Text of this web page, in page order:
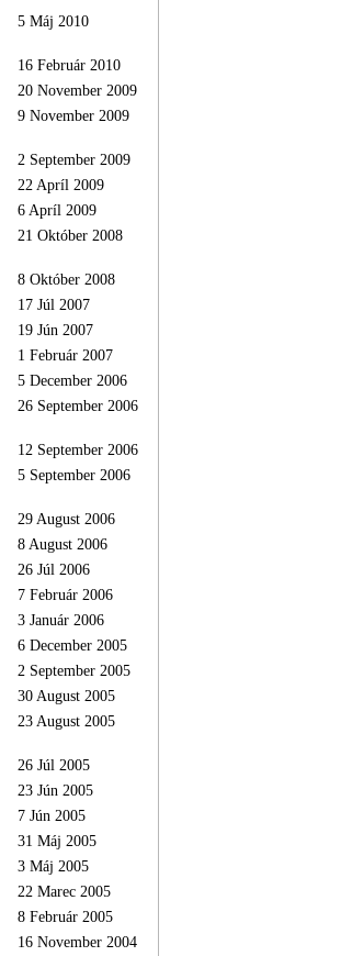
5 Máj 2010
16 Február 2010
20 November 2009
9 November 2009
2 September 2009
22 Apríl 2009
6 Apríl 2009
21 Október 2008
8 Október 2008
17 Júl 2007
19 Jún 2007
1 Február 2007
5 December 2006
26 September 2006
12 September 2006
5 September 2006
29 August 2006
8 August 2006
26 Júl 2006
7 Február 2006
3 Január 2006
6 December 2005
2 September 2005
30 August 2005
23 August 2005
26 Júl 2005
23 Jún 2005
7 Jún 2005
31 Máj 2005
3 Máj 2005
22 Marec 2005
8 Február 2005
16 November 2004